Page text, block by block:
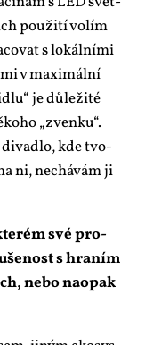
po­u­ži­tí vo­lím
s lo­kál­ní­mi
v ma­xi­mál­ní
je dů­le­ži­té
„zven­ku“.
di­va­dlo, kde tvo­
ni, ne­chá­vám ji
své pro­
s hra­ním
ne­bo na­o­pak